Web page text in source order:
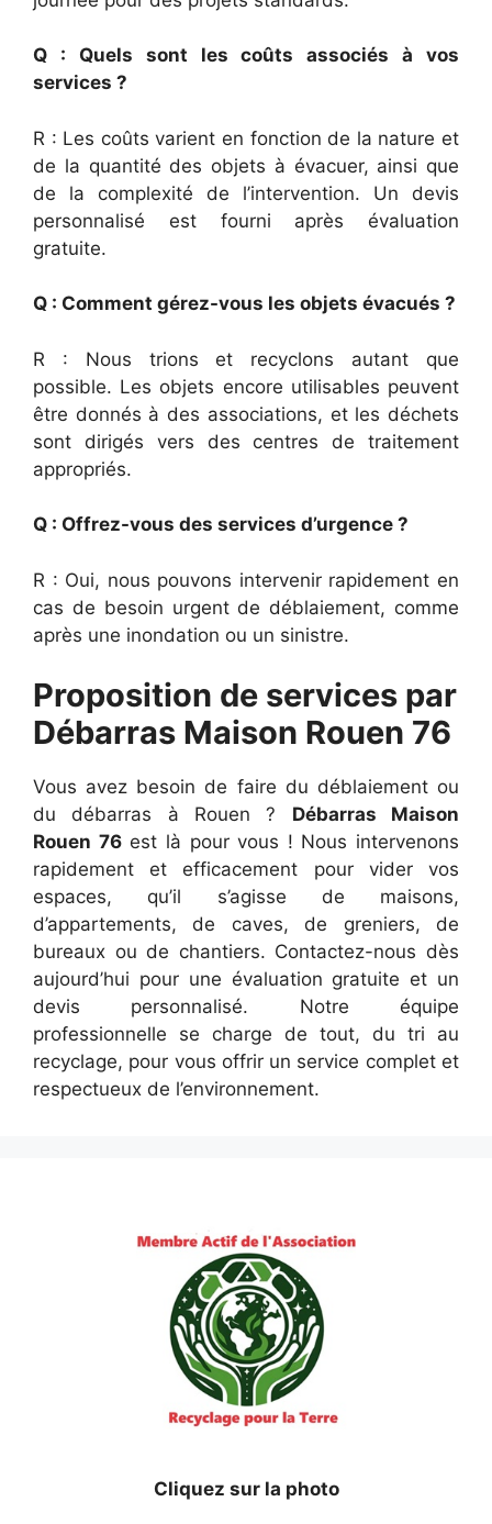
Q : Quels sont les coûts associés à vos
services ?
R : Les coûts varient en fonction de la nature et
de la quantité des objets à évacuer, ainsi que
de la complexité de l’intervention. Un devis
personnalisé est fourni après évaluation
gratuite.
Q : Comment gérez-vous les objets évacués ?
R : Nous trions et recyclons autant que
possible. Les objets encore utilisables peuvent
être donnés à des associations, et les déchets
sont dirigés vers des centres de traitement
appropriés.
Q : Offrez-vous des services d’urgence ?
R : Oui, nous pouvons intervenir rapidement en
cas de besoin urgent de déblaiement, comme
après une inondation ou un sinistre.
Proposition de services par
Débarras Maison Rouen 76
Vous avez besoin de faire du déblaiement ou
du débarras à Rouen ? Débarras Maison
Rouen 76est là pour vous ! Nous intervenons
rapidement et efficacement pour vider vos
espaces, qu’il s’agisse de maisons,
d’appartements, de caves, de greniers, de
bureaux ou de chantiers. Contactez-nous dès
aujourd’hui pour une évaluation gratuite et un
devis personnalisé. Notre équipe
professionnelle se charge de tout, du tri au
recyclage, pour vous offrir un service complet et
respectueux de l’environnement.
Cliquez sur la photo